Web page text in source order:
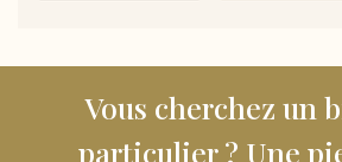
Vous cherchez un
particulier ? Une